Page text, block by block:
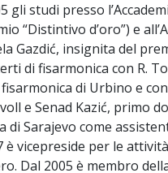
studi presso
“Distintivo d’oro”) e
Gazdić, insignita del
di fisarmonica con R.
fisarmonica di Urbino e
e Senad Kazić, primo
di Sarajevo come
vicepreside per le
Dal 2005 è membro